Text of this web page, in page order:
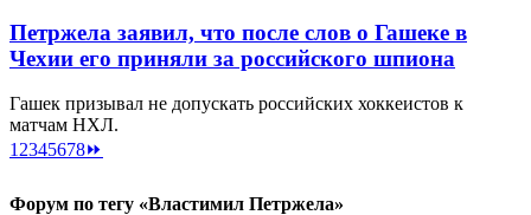
Петржела заявил, что после слов о Гашеке в
Чехии его приняли за российского шпиона
Гашек призывал не допускать российских хоккеистов к
матчам НХЛ.
1 2345678⏩
Форум по тегу «Властимил Петржела»